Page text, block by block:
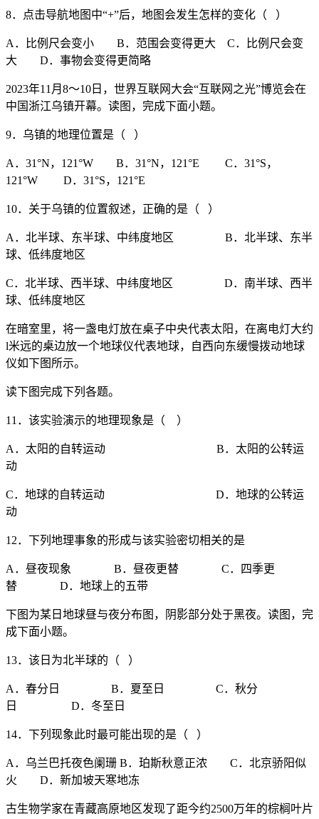
8．点击导航地图中“+”后，地图会发生怎样的变化（ ）
A．比例尺会变小 B．范围会变得更大 C．比例尺会变
大 D．事物会变得更简略
2023年11月8～10日，世界互联网大会“互联网之光”博览会在
中国浙江乌镇开幕。读图，完成下面小题。
9．乌镇的地理位置是（ ）
A．31°N，121°W B．31°N，121°E C．31°S，
121°W D．31°S，121°E
10．关于乌镇的位置叙述，正确的是（ ）
A．北半球、东半球、中纬度地区 B．北半球、东半
球、低纬度地区
C．北半球、西半球、中纬度地区 D．南半球、西半
球、低纬度地区
在暗室里，将一盏电灯放在桌子中央代表太阳，在离电灯大约
l米远的桌边放一个地球仪代表地球，自西向东缓慢拨动地球
仪如下图所示。
读下图完成下列各题。
11．该实验演示的地理现象是（ ）
A．太阳的自转运动 B．太阳的公转运
动
C．地球的自转运动 D．地球的公转运
动
12．下列地理事象的形成与该实验密切相关的是
A．昼夜现象 B．昼夜更替 C．四季更
替 D．地球上的五带
下图为某日地球昼与夜分布图，阴影部分处于黑夜。读图，完
成下面小题。
13．该日为北半球的（ ）
A．春分日 B．夏至日 C．秋分
日 D．冬至日
14．下列现象此时最可能出现的是（ ）
A．乌兰巴托夜色阑珊 B．珀斯秋意正浓 C．北京骄阳似
火 D．新加坡天寒地冻
古生物学家在青藏高原地区发现了距今约2500万年的棕榈叶片